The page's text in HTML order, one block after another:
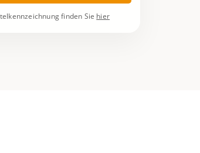
finden Sie hier